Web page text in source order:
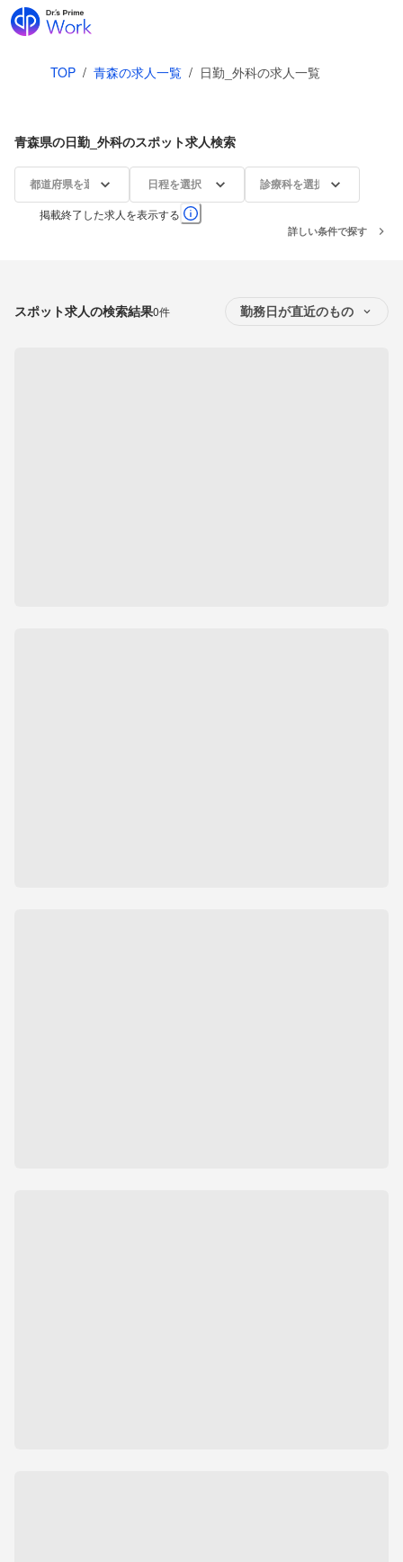
TOP / 青森の求人一覧 / 日勤_外科の求人一覧
青森県の日勤_外科のスポット求人検索
都道府県を選択 日程を選択 診療科を選択
掲載終了した求人を表示する
詳しい条件で探す
スポット求人の検索結果0件 勤務日が直近のもの